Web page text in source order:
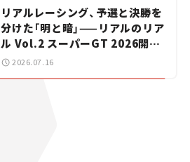
リアルレーシング、予選と決勝を
分けた「明と暗」——リアルのリア
ル Vol.2 スーパーGT 2026開幕
戦 岡山国際サーキット
2026.07.16